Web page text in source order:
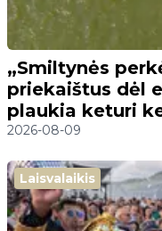
„Smiltynės
priekaištus dėl
plaukia keturi
2026-08-09
Laisvalaikis